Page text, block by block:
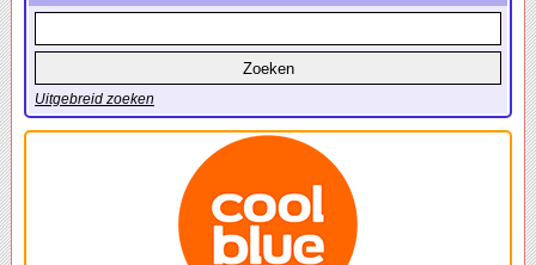
Uitgebreid zoeken